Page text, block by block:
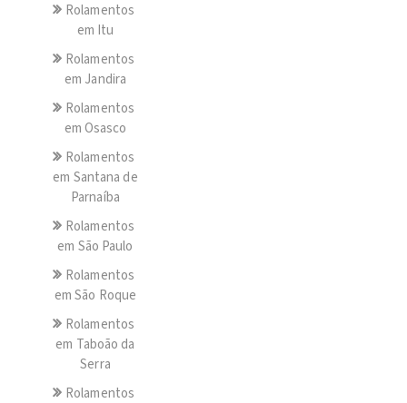
Rolamentos
em Itu
Rolamentos
em Jandira
Rolamentos
em Osasco
Rolamentos
em Santana de
Parnaíba
Rolamentos
em São Paulo
Rolamentos
em São Roque
Rolamentos
em Taboão da
Serra
Rolamentos